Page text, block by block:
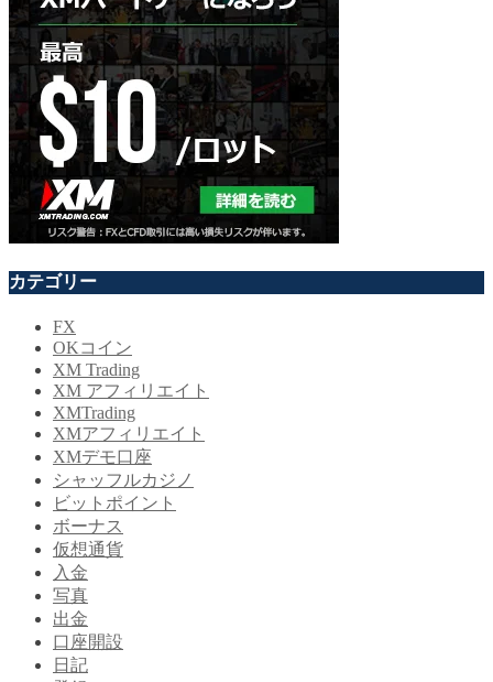
カテゴリー
FX
OKコイン
XM Trading
XM アフィリエイト
XMTrading
XMアフィリエイト
XMデモ口座
シャッフルカジノ
ビットポイント
ボーナス
仮想通貨
入金
写真
出金
口座開設
日記